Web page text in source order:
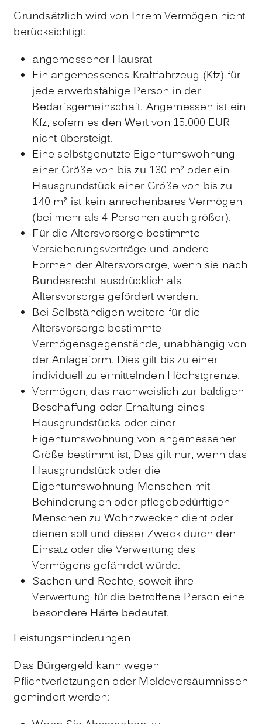
Grundsätzlich wird von Ihrem Vermögen nicht
berücksichtigt:
angemessener Hausrat
Ein angemessenes Kraftfahrzeug (Kfz) für
jede erwerbsfähige Person in der
Bedarfsgemeinschaft. Angemessen ist ein
Kfz, sofern es den Wert von 15.000 EUR
nicht übersteigt.
Eine selbstgenutzte Eigentumswohnung
einer Größe von bis zu 130 m² oder ein
Hausgrundstück einer Größe von bis zu
140 m² ist kein anrechenbares Vermögen
(bei mehr als 4 Personen auch größer).
Für die Altersvorsorge bestimmte
Versicherungsverträge und andere
Formen der Altersvorsorge, wenn sie nach
Bundesrecht ausdrücklich als
Altersvorsorge gefördert werden.
Bei Selbständigen weitere für die
Altersvorsorge bestimmte
Vermögensgegenstände, unabhängig von
der Anlageform. Dies gilt bis zu einer
individuell zu ermittelnden Höchstgrenze.
Vermögen, das nachweislich zur baldigen
Beschaffung oder Erhaltung eines
Hausgrundstücks oder einer
Eigentumswohnung von angemessener
Größe bestimmt ist, Das gilt nur, wenn das
Hausgrundstück oder die
Eigentumswohnung Menschen mit
Behinderungen oder pflegebedürftigen
Menschen zu Wohnzwecken dient oder
dienen soll und dieser Zweck durch den
Einsatz oder die Verwertung des
Vermögens gefährdet würde.
Sachen und Rechte, soweit ihre
Verwertung für die betroffene Person eine
besondere Härte bedeutet.
Leistungsminderungen
Das Bürgergeld kann wegen
Pflichtverletzungen oder Meldeversäumnissen
gemindert werden: